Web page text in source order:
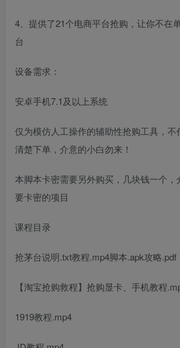
4、提供了21个电商平台抢购，让你不在
台
设备需求：
安卓手机7.1及以上系统
仅为模仿人工操作的辅助性抢购工具，不
清楚下单，介意的小白勿来！
本脚本卡密需要另外购买，几块钱一个，
要卡密的项目
课程目录
抢茅台说明.txt教程.mp4脚本.apk攻略.pdf
【淘宝抢购救程】抢购显卡、手机教程
1919教程.mp4